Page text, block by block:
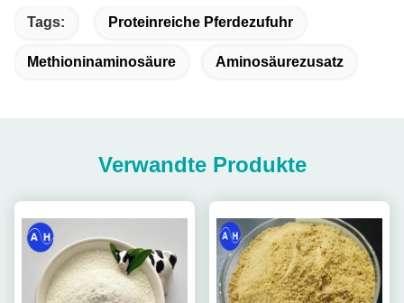
Tags: Proteinreiche Pferdezufuhr
Methioninaminosäure Aminosäurezusatz
Verwandte Produkte